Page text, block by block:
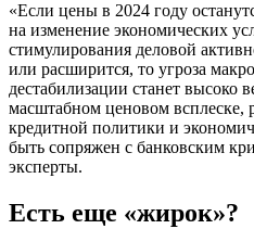
«Если цены в 2024 году
на изменение экономических
стимулирования деловой
или расширится, то угроза
дестабилизации станет высоко
масштабном ценовом всплеске,
кредитной политики и
быть сопряжен с банковским
эксперты.
Есть еще «жирок»?